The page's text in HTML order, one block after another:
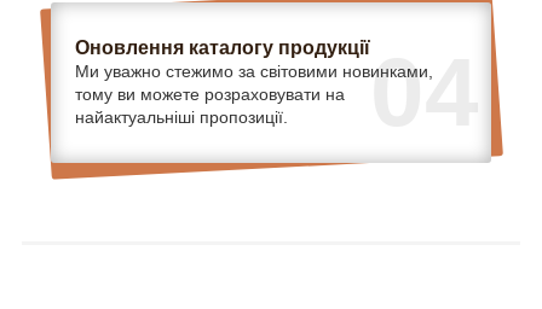
04
Оновлення каталогу продукції
Ми уважно стежимо за світовими новинками,
тому ви можете розраховувати на
найактуальніші пропозиції.